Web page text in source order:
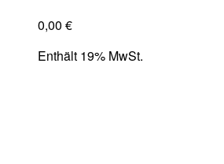
0,00 €
Enthält 19% MwSt.